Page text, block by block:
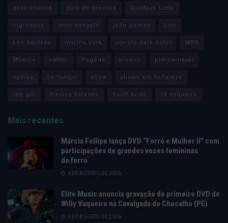
gastronomia guia de eventos Gusttavo Lima
ingressos ivete sangalo joão gomes Live
Léo Santana marina park marina park hotel MPB
Música nattan Pagode piseiro pré-carnaval
samba Sertanejo show shows em fortaleza
taty girl Wesley Safadão Xand Avião zé vaqueiro
Mais recentes
Márcia Fellipe lança DVD “Forró e Mulher II” com
participações de grandes vozes femininas
do forró
6 DE AGOSTO DE 2026
Elite Music anuncia gravação do primeiro DVD de
Willy Vaqueiro na Cavalgada do Chocalho (PE)
6 DE AGOSTO DE 2026